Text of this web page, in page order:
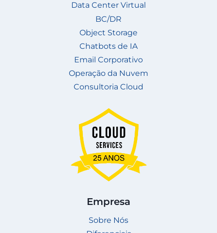
Data Center Virtual
BC/DR
Object Storage
Chatbots de IA
Email Corporativo
Operação da Nuvem
Consultoria Cloud
Empresa
Sobre Nós